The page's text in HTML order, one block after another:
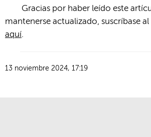
Gracias por haber leído este
mantenerse actualizado, suscríbase
aquí.
13 noviembre 2024, 17:19